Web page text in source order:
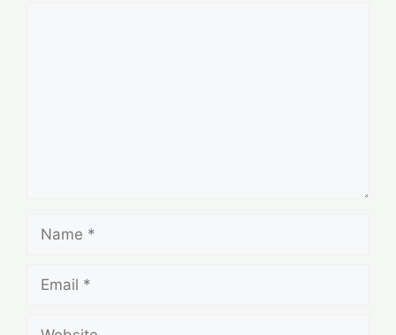
Name
Email
Website